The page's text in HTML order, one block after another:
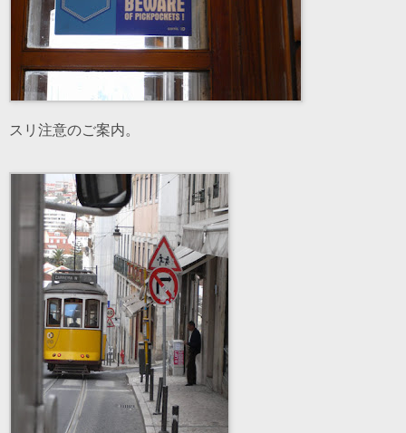
スリ注意のご案内。